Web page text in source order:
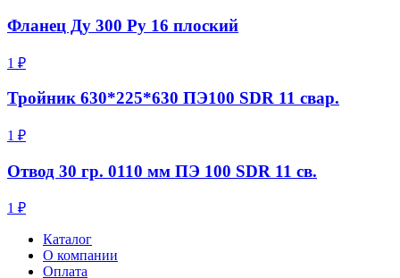
Фланец Ду 300 Ру 16 плоский
1 ₽
Тройник 630*225*630 ПЭ100 SDR 11 свар.
1 ₽
Отвод 30 гр. 0110 мм ПЭ 100 SDR 11 св.
1 ₽
Каталог
О компании
Оплата